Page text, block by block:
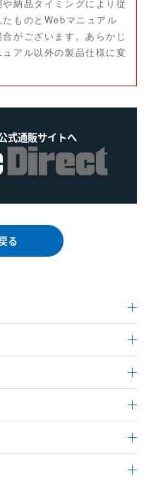
納品タイミングにより従
ものとWebマニュアル
がございます。あらかじ
アル以外の製品仕様に変
式通販サイトへ
る